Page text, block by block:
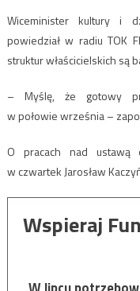
Wiceminister kultury i
powiedział w radiu TOK
struktur właścicielskich są
– Myślę, że gotowy
w połowie września –
O pracach nad ustawą
w czwartek Jarosław
Wspieraj